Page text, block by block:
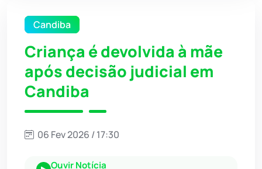
Candiba
Criança é devolvida à mãe
após decisão judicial em
Candiba
06 Fev 2026 / 17:30
Ouvir Notícia